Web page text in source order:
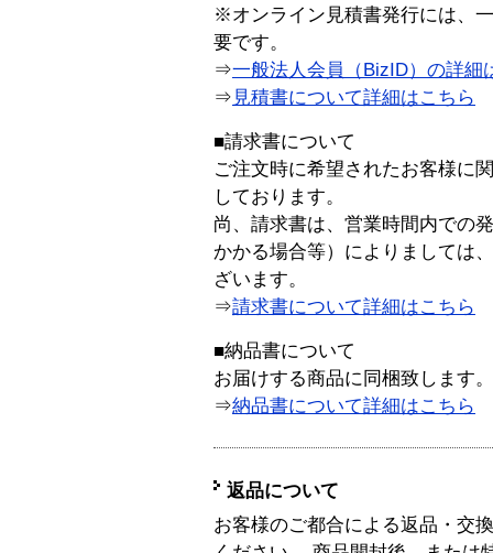
※オンライン見積書発行には、
要です。
⇒一般法人会員（BizID）の詳細
⇒ 見積書について詳細はこちら
■請求書について
ご注文時に希望されたお客様に
しております。
尚、請求書は、営業時間内での
かかる場合等）によりましては
ざいます。
⇒請求書について詳細はこちら
■納品書について
お届けする商品に同梱致します。
⇒納品書について詳細はこちら
返品について
お客様のご都合による返品・交